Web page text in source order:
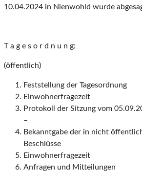
10.04.2024 in Nienwohld wurde
T a g e s o r d n u n g:
(öffentlich)
Feststellung der Tagesordnung
Einwohnerfragezeit
Protokoll der Sitzung vom
–
Bekanntgabe der in nicht
Beschlüsse
Einwohnerfragezeit
Anfragen und Mitteilungen